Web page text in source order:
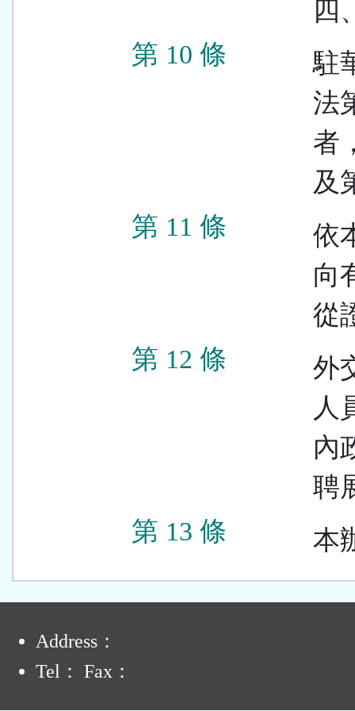
四
第 10 條
駐
法
者
及
第 11 條
依
向
從
第 12 條
外
人
內
聘
第 13 條
本
Address：
Tel： Fax：